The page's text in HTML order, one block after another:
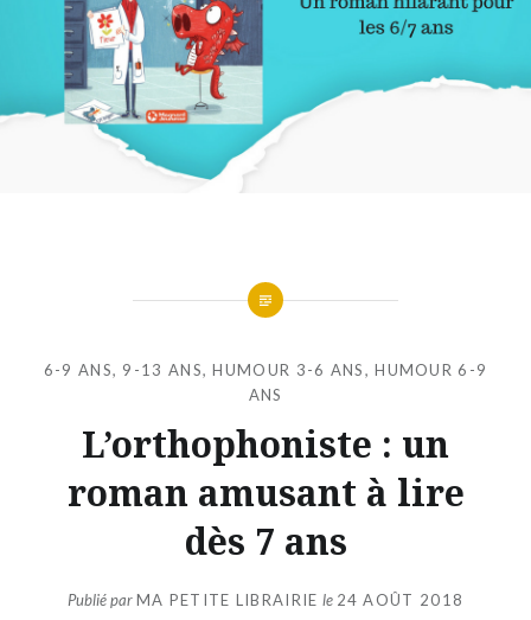
6-9 ANS, 9-13 ANS,HUMOUR 3-6 ANS,HUMOUR 6-9
ANS
L’orthophoniste : un
roman amusant à lire
dès 7 ans
Publié parMA PETITE LIBRAIRIE le 24 AOÛT 2018